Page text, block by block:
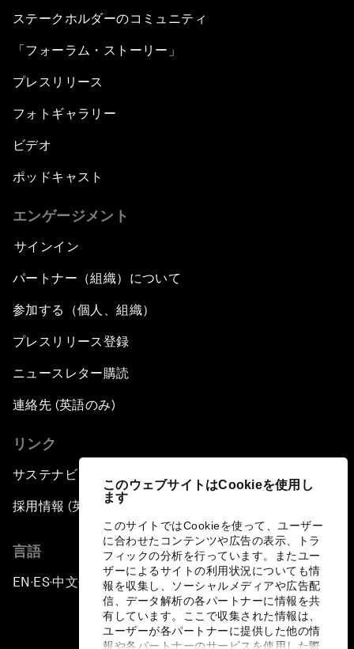
このウェブサイトはCookieを使用し
ます
このサイトではCookieを使って、ユーザー
に合わせたコンテンツや広告の表示、トラ
フィックの分析を行っています。またユー
ザーによるサイトの利用状況についても情
報を収集し、ソーシャルメディアや広告配
信、データ解析の各パートナーに情報を共
有しています。ここで収集された情報は、
ユーザーが各パートナーに提供した他の情
報や各パートナーのサービスを使用した際
ステークホルダーのコミュニティ
「フォーラム・ストーリー」
プレスリリース
フォトギャラリー
ビデオ
ポッドキャスト
エンゲージメント
サインイン
パートナー（組織）について
参加する（個人、組織）
プレスリリース登録
ニュースレター購読
連絡先 (英語のみ)
リンク
サステナビリティへの取り組み
採用情報 (英語のみ)
言語
EN ▪ES▪中文▪ 日本語